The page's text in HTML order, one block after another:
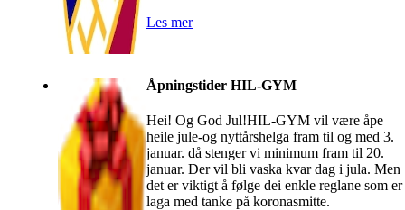
Les mer
Åpningstider HIL-GYM
Hei! Og God Jul!HIL-GYM vil være åpe
heile jule-og nyttårshelga fram til og med 3.
januar. då stenger vi minimum fram til 20.
januar. Der vil bli vaska kvar dag i jula. Men
det er viktigt å følge dei enkle reglane som er
laga med tanke på koronasmitte.